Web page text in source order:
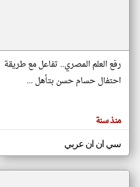
المقالات
الموجوده
هنا عن
رفع العلم المصري.. تفاعل مع طريقة
احتفال حسام حسن بتأهل ...
منذ سنة
سي ان ان عربي